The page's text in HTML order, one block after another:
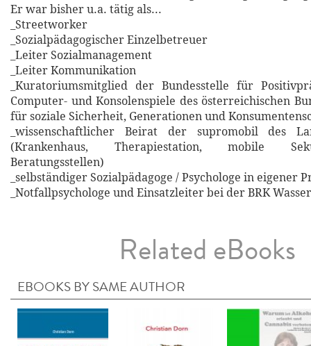
Er war bisher u.a. tätig als...
_Streetworker
_Sozialpädagogischer Einzelbetreuer
_Leiter Sozialmanagement
_Leiter Kommunikation
_Kuratoriumsmitglied der Bundesstelle für
Computer- und Konsolenspiele des österreichischen
für soziale Sicherheit, Generationen und
_wissenschaftlicher Beirat der supromobil des
(Krankenhaus, Therapiestation, mobile
Beratungsstellen)
_selbständiger Sozialpädagoge / Psychologe in eigener
_Notfallpsychologe und Einsatzleiter bei der BRK
Related eBooks
EBOOKS BY SAME AUTHOR